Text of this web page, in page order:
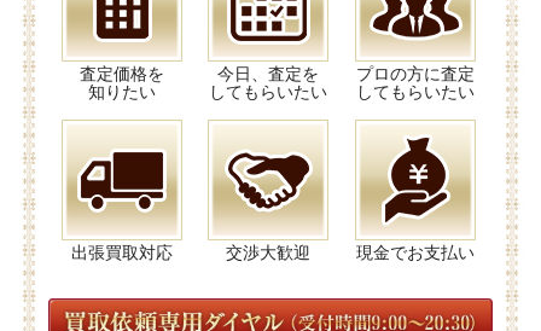
査定価格を
知りたい
今日、査定を
してもらいたい
プロの方に査定
してもらいたい
出張買取対応 交渉大歓迎 現金でお支払い